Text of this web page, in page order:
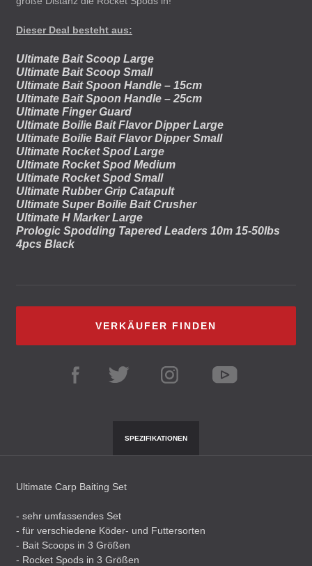
Dieser Deal besteht aus:
Ultimate Bait Scoop Large
Ultimate Bait Scoop Small
Ultimate Bait Spoon Handle – 15cm
Ultimate Bait Spoon Handle – 25cm
Ultimate Finger Guard
Ultimate Boilie Bait Flavor Dipper Large
Ultimate Boilie Bait Flavor Dipper Small
Ultimate Rocket Spod Large
Ultimate Rocket Spod Medium
Ultimate Rocket Spod Small
Ultimate Rubber Grip Catapult
Ultimate Super Boilie Bait Crusher
Ultimate H Marker Large
Prologic Spodding Tapered Leaders 10m 15-50lbs
4pcs Black
VERKÄUFER FINDEN
SPEZIFIKATIONEN
Ultimate Carp Baiting Set
- sehr umfassendes Set
- für verschiedene Köder- und Futtersorten
- Bait Scoops in 3 Größen
- Rocket Spods in 3 Größen